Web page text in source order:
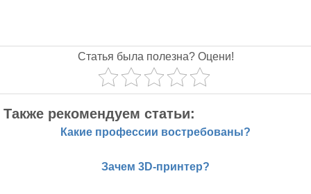
Статья была полезна? Оцени!
Также рекомендуем статьи:
Какие профессии востребованы?
Зачем 3D-принтер?